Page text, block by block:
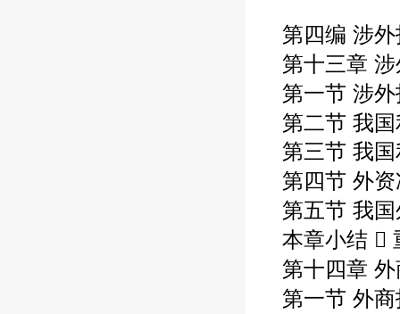
第四编 涉
第十三章
第一节 涉
第二节 我
第三节 我
第四节 外
第五节 我
本章小结 
第十四章
第一节 外